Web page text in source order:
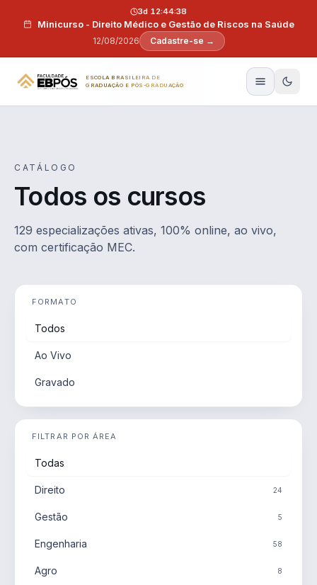
Minicurso - Direito Médico e Gestão de Riscos na Saúde
12/08/2026
3d 12:44:37
Cadastre-se →
ESCOLA BRASILEIRA DE
GRADUAÇÃO E PÓS-GRADUAÇÃO
CATÁLOGO
Todos os cursos
129 especializações ativas, 100% online, ao vivo,
com certificação MEC.
FORMATO
Todos
Ao Vivo
Gravado
FILTRAR POR ÁREA
Todas
Direito 24
Gestão 5
Engenharia 58
Agro 8